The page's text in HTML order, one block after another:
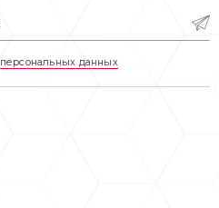
персональных данных